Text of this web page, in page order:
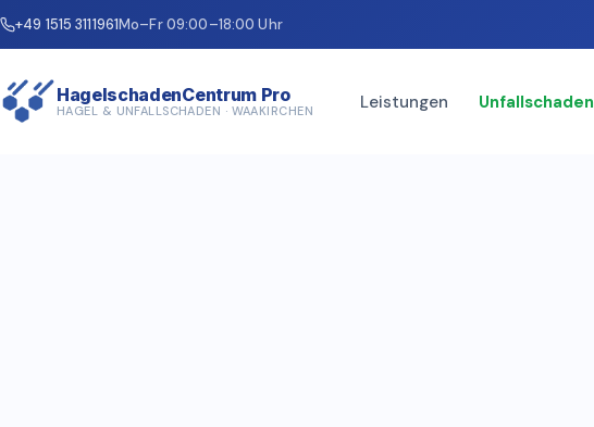
+49 1515 3111961Mo–Fr 09:00–18:00 Uhr
HagelschadenCentrum Pro
HAGEL & UNFALLSCHADEN · WAAKIRCHEN Leistungen Unfallschaden